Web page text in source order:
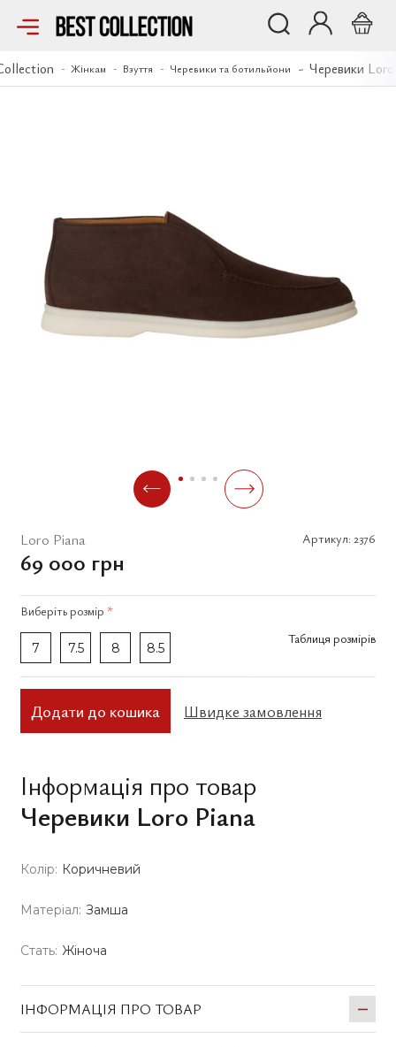
Жінкам Взуття Черевики та ботильйони Черевики
Черевики Loro Piana
Loro Piana Артикул: 2376
69 000 грн
Виберіть розмір *
7 7.5 8 8.5
Таблиця розмірів
Додати до кошика Швидке замовлення
Інформація про товар
Черевики Loro Piana
Колір: Коричневий
Матеріал: Замша
Стать: Жіноча
ІНФОРМАЦІЯ ПРО ТОВАР